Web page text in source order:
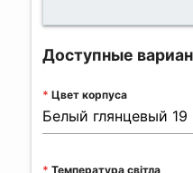
Доступные
Цвет корпуса
Температура світла